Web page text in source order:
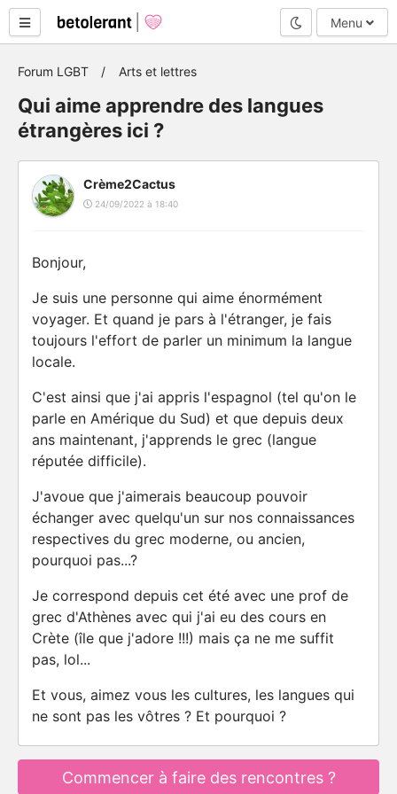
Mode nuit
Menu
Forum LGBT Arts et lettres
Qui aime apprendre des langues
étrangères ici ?
Crème2Cactus
24/09/2022 à 18:40
Bonjour,
Je suis une personne qui aime énormément
voyager. Et quand je pars à l'étranger, je fais
toujours l'effort de parler un minimum la langue
locale.
C'est ainsi que j'ai appris l'espagnol (tel qu'on le
parle en Amérique du Sud) et que depuis deux
ans maintenant, j'apprends le grec (langue
réputée difficile).
J'avoue que j'aimerais beaucoup pouvoir
échanger avec quelqu'un sur nos connaissances
respectives du grec moderne, ou ancien,
pourquoi pas...?
Je correspond depuis cet été avec une prof de
grec d'Athènes avec qui j'ai eu des cours en
Crète (île que j'adore !!!) mais ça ne me suffit
pas, lol...
Et vous, aimez vous les cultures, les langues qui
ne sont pas les vôtres ? Et pourquoi ?
Commencer à faire des rencontres ?